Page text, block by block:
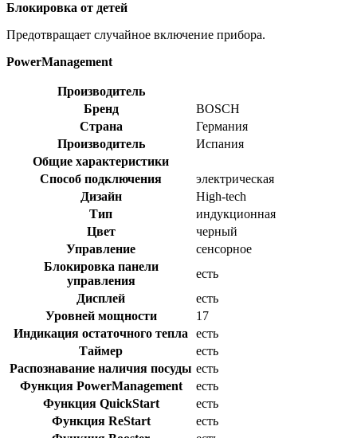
Блокировка от детей
Предотвращает случайное включение прибора.
PowerManagement
Производитель
Бренд
BOSCH
Страна
Германия
Производитель
Испания
Общие характеристики
Способ подключения
электрическая
Дизайн
High-tech
Тип
индукционная
Цвет
черный
Управление
сенсорное
Блокировка панели
управления
есть
Дисплей
есть
Уровней мощности
17
Индикация остаточного тепла
есть
Таймер
есть
Распознавание наличия посуды есть
Функция PowerManagement
есть
Функция QuickStart
есть
Функция ReStart
есть